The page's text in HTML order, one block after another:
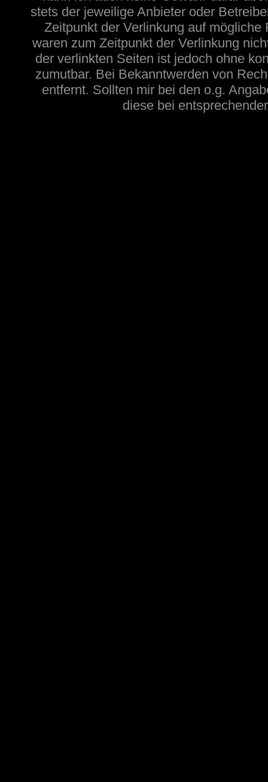
stets der jeweilige Anbieter oder
Zeitpunkt der Verlinkung auf
waren zum Zeitpunkt der Verlinkung
der verlinkten Seiten ist jedoch ohne
zumutbar. Bei Bekanntwerden von
entfernt. Sollten mir bei den o.g.
diese bei